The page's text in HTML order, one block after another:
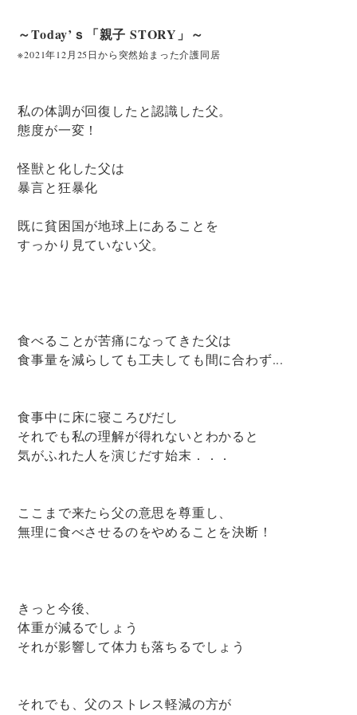
～Today’ｓ「親子 STORY」～
※2021年12月25日から突然始まった介護同居
私の体調が回復したと認識した父。
態度が一変！
怪獣と化した父は
暴言と狂暴化
既に貧困国が地球上にあることを
すっかり見ていない父。
食べることが苦痛になってきた父は
食事量を減らしても工夫しても間に合わず...
食事中に床に寝ころびだし
それでも私の理解が得れないとわかると
気がふれた人を演じだす始末．．．
ここまで来たら父の意思を尊重し、
無理に食べさせるのをやめることを決断！
きっと今後、
体重が減るでしょう
それが影響して体力も落ちるでしょう
それでも、父のストレス軽減の方が